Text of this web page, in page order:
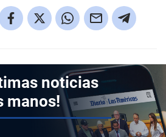
noticias
manos!